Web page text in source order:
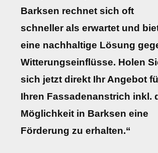
Barksen rechnet sich oft
schneller als erwartet und
eine nachhaltige Lösung
Witterungseinflüsse. Holen
sich jetzt direkt Ihr Angebot
Ihren Fassadenanstrich inkl.
Möglichkeit in Barksen eine
Förderung zu erhalten.“